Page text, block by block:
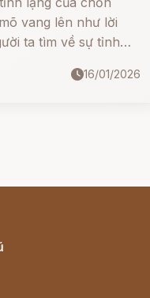
vang lên như lời
ta tìm về sự tỉnh
câu chuyện đầy sự
16/01/2026